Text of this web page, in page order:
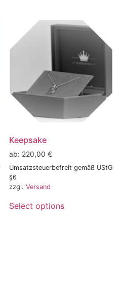
Keepsake
ab: 220,00 €
Umsatzsteuerbefreit gemäß UStG
§6
zzgl. Versand
Select options